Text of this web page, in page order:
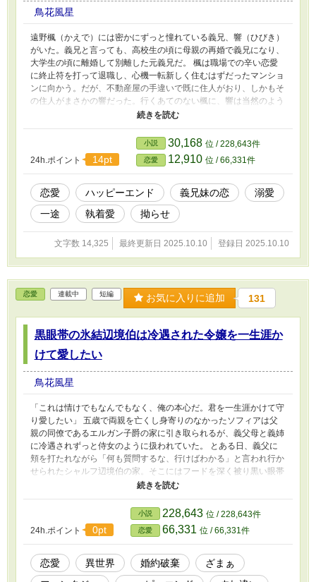
鳥花風星
遠野楓（かえで）には密かにずっと憧れている義兄、響（ひびき）
がいた。義兄と言っても、高校生の頃に母親の再婚で義兄になり、
大学生の頃に離婚して別離した元義兄だ。 楓は職場での辛い恋愛
に終止符を打って退職し、心機一転新しく住むはずだったマンショ
ンに向かう。だが、不動産屋の手違いで既に住人がおり、しかもそ
の住人がまさかの響だった。行くあてのない楓に、響は当然のよう
に一緒に住む提案をする。 響のその提案によって、報われない恋
を封印していた楓の恋心は、また再燃し始める。 「こんなに苦し
い思いをするなら、お兄ちゃんになんてなってほしくなかった」
ずっとお互い思い合っているのに、すれ違ったまま離れていた二
人。拗らせたままの心の距離が、同居によって急速に縮まってい
く。
24h.ポイント 14pt
小説 30,168 位 / 228,643件
恋愛 12,910 位 / 66,331件
恋愛 ハッピーエンド 義兄妹の恋
溺愛
一途
執着愛 拗らせ
文字数 14,325 最終更新日 2025.10.10 登録日 2025.10.10
恋愛 連載中 短編 お気に入りに追加 131
黒眼帯の氷結辺境伯は冷遇された令嬢を一生涯か
けて愛したい
鳥花風星
「これは情けでもなんでもなく、俺の本心だ。君を一生涯かけて守
り愛したい」 五歳で両親を亡くし身寄りのなかったソフィアは父
親の同僚であるエルガン子爵の家に引き取られるが、義父母と義姉
に冷遇されずっと侍女のように扱われていた。 とある日、義父に
頬を打たれながら「何も質問するな、行けばわかる」と言われ行か
せられたシャルフ辺境伯の家。そこにはフードを深く被り黒い眼帯
をした氷の瞳の力をもつ男がいた。 その片目で見たものを凍らせ
てしまう氷結辺境伯と、家族に冷遇され続けながらも純粋でひたむ
きな令嬢が心を通わす王道ラブファンタジー。
24h.ポイント 0pt
小説 228,643 位 / 228,643件
恋愛 66,331 位 / 66,331件
恋愛 異世界 婚約破棄
ざまぁ